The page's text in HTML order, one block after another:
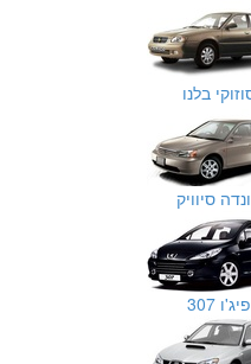
בלנו
סיוויק
פיג'ו 307